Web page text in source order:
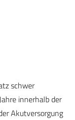
schwer
innerhalb der
Akutversorgung